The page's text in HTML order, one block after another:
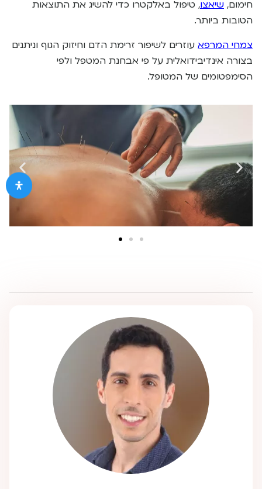
חימום, שיאצו, טיפול באלקטרו כדי להשיג את התוצאות
הטובות ביותר.
צמחי המרפא עוזרים לשיפור זרימת הדם וחיזוק הגוף וניתנים
בצורה אינדיבידואלית על פי אבחנת המטפל ולפי
הסימפטומים של המטופל.